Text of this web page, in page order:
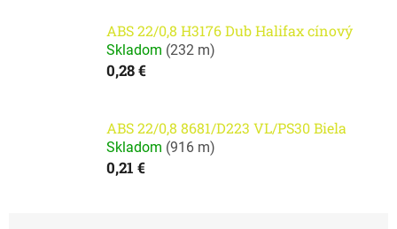
ABS 22/0,8 H3176 Dub Halifax cínový
Skladom (232 m)
0,28 €
ABS 22/0,8 8681/D223 VL/PS30 Biela
Skladom (916 m)
0,21 €